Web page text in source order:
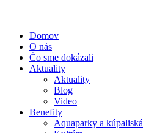
Domov
O nás
Čo sme dokázali
Aktuality
Aktuality
Blog
Video
Benefity
Aquaparky a kúpaliská